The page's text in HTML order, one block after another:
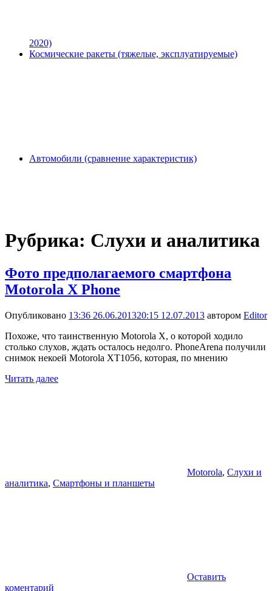
2020)
Космические ракеты (тяжелые, эксплуатируемые)
Автомобили (сравнение характеристик)
Рубрика: Слухи и аналитика
Фото предполагаемого смартфона
Motorola X Phone
Опубликовано 13:36 26.06.201320:15 12.07.2013 автором Editor
Похоже, что таинственную Motorola X, о которой ходило
столько слухов, ждать осталось недолго. PhoneArena получили
снимок некоей Motorola XT1056, которая, по мнению
Читать далее
Motorola, Слухи и
аналитика, Смартфоны и планшеты
Оставить
коментарий